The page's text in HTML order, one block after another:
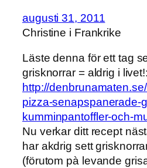
augusti 31, 2011
Christine i Frankrike
Läste denna för ett tag
grisknorrar = aldrig i livet!:
http://
pizza-senapspanerade-
kumminpantoffler-och-
Nu verkar ditt recept
har akdrig sett
(förutom pà levande